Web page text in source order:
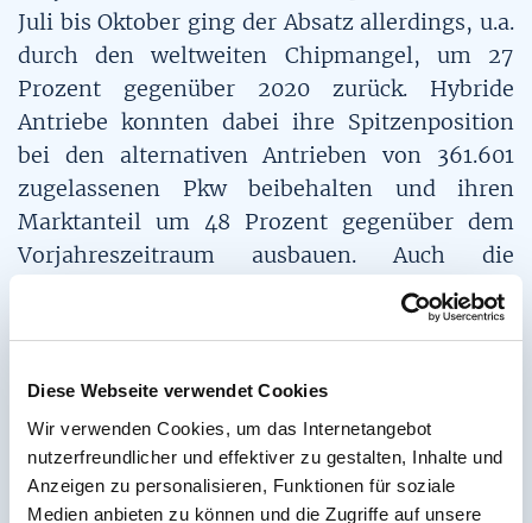
Diese Webseite verwendet Cookies
Wir verwenden Cookies, um das Internetangebot
nutzerfreundlicher und effektiver zu gestalten, Inhalte und
Anzeigen zu personalisieren, Funktionen für soziale
Medien anbieten zu können und die Zugriffe auf unsere
Juli bis Oktober ging der Absatz allerdings, u.a.
durch den weltweiten Chipmangel, um 27
Prozent gegenüber 2020 zurück. Hybride
Antriebe konnten dabei ihre Spitzenposition
bei den alternativen Antrieben von 361.601
zugelassenen Pkw beibehalten und ihren
Marktanteil um 48 Prozent gegenüber dem
Vorjahreszeitraum ausbauen. Auch die
Neuzulassungen von Plug-in-Hybriden (+103
Prozent) und batterieelektrischen Fahrzeugen
gestiegen. Der Anteil alternativer Antriebe
variiert dabei stark zwischen den Segmenten:
Während sie bei der oberen Mittelklasse einen
Anteil von 86 Prozent aufweisen, liegt dieser